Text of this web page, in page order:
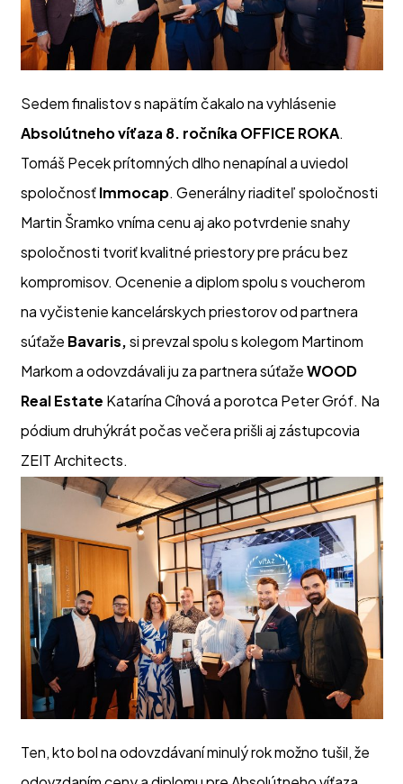
Sedem finalistov s napätím čakalo na vyhlásenie
Absolútneho víťaza 8. ročníka OFFICE ROKA.
Tomáš Pecek prítomných dlho nenapínal a uviedol
spoločnosťImmocap. Generálny riaditeľ spoločnosti
Martin Šramko vníma cenu aj ako potvrdenie snahy
spoločnosti tvoriť kvalitné priestory pre prácu bez
kompromisov. Ocenenie a diplom spolu s voucherom
na vyčistenie kancelárskych priestorov od partnera
súťaže Bavaris,si prevzal spolu s kolegom Martinom
Markom a odovzdávali ju za partnera súťažeWOOD
Real Estate Katarína Cíhová a porotca Peter Gróf. Na
pódium druhýkrát počas večera prišli aj zástupcovia
ZEIT Architects.
Ten, kto bol na odovzdávaní minulý rok možno tušil, že